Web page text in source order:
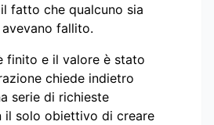
fatto che qualcuno sia
fallito.
finito e il valore è stato
chiede indietro
serie di richieste
il solo obiettivo di creare